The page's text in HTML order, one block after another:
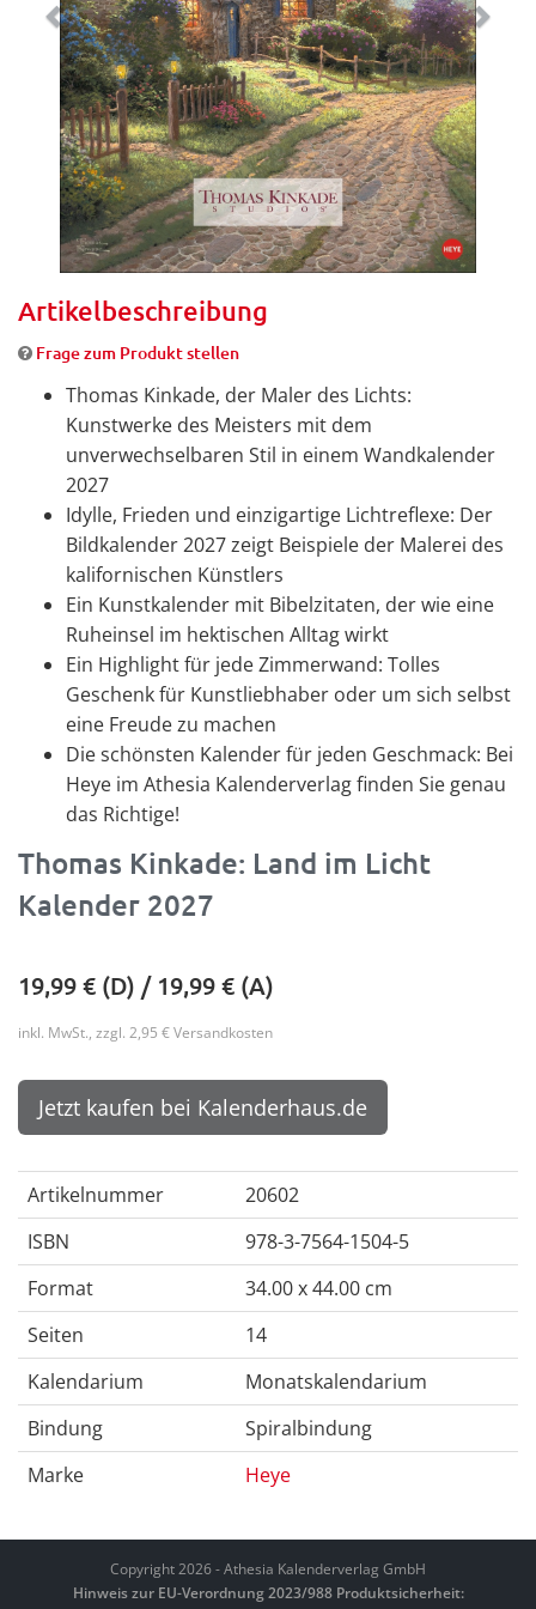
Artikelbeschreibung
Frage zum Produkt stellen
Thomas Kinkade, der Maler des Lichts:
Kunstwerke des Meisters mit dem
unverwechselbaren Stil in einem Wandkalender
2027
Idylle, Frieden und einzigartige Lichtreflexe: Der
Bildkalender 2027 zeigt Beispiele der Malerei des
kalifornischen Künstlers
Ein Kunstkalender mit Bibelzitaten, der wie eine
Ruheinsel im hektischen Alltag wirkt
Ein Highlight für jede Zimmerwand: Tolles
Geschenk für Kunstliebhaber oder um sich selbst
eine Freude zu machen
Die schönsten Kalender für jeden Geschmack: Bei
Heye im Athesia Kalenderverlag finden Sie genau
das Richtige!
Thomas Kinkade: Land im Licht
Kalender 2027
19,99€ (D) / 19,99€ (A)
inkl. MwSt., zzgl. 2,95 € Versandkosten
Jetzt kaufen bei Kalenderhaus.de
Artikelnummer
20602
ISBN
978-3-7564-1504-5
Format
34.00 x 44.00 cm
Seiten
14
Kalendarium
Monatskalendarium
Bindung
Spiralbindung
Marke
Heye
Copyright 2026 - Athesia Kalenderverlag GmbH
Hinweis zur EU-Verordnung 2023/988 Produktsicherheit: